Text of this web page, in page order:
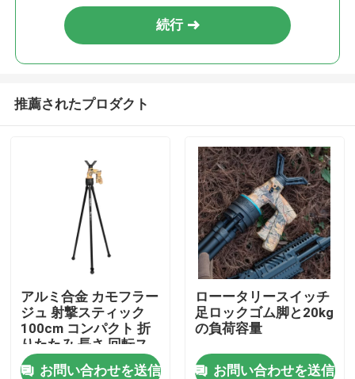
続行
推薦されたプロダクト
アルミ合金 カモフラー
ジュ 射撃スティック
100cm コンパクト 折
りたたみ 長さ 回転ス
イッチ 脚ロック
お問い合わせを送信
ローータリースイッチ
足ロックゴム脚と20kg
の負荷容量
お問い合わせを送信